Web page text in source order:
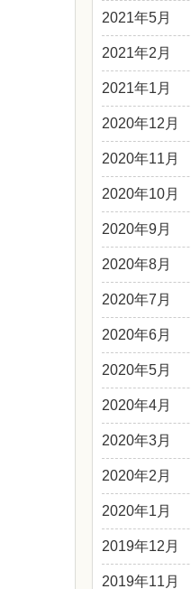
2021年5月
2021年2月
2021年1月
2020年12月
2020年11月
2020年10月
2020年9月
2020年8月
2020年7月
2020年6月
2020年5月
2020年4月
2020年3月
2020年2月
2020年1月
2019年12月
2019年11月